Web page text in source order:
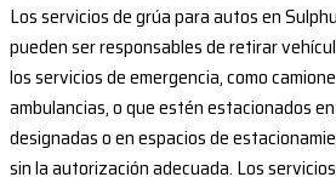
Los servicios de grúa para autos en
pueden ser responsables de retirar
los servicios de emergencia, como
ambulancias, o que estén estacionados
designadas o en espacios de
sin la autorización adecuada. Los